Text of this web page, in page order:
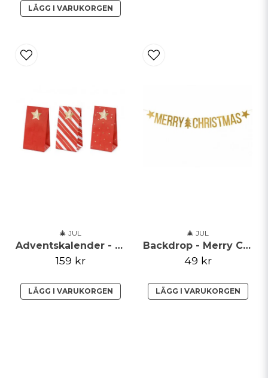
LÄGG I VARUKORGEN
🎄 JUL
Adventskalender - Red/White Bags
159 kr
LÄGG I VARUKORGEN
🎄 JUL
Backdrop - Merry Christmas - Guld
49 kr
LÄGG I VARUKORGEN